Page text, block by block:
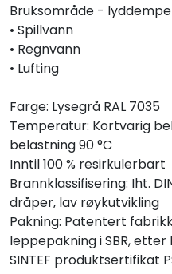
Bruksområde -
• Spillvann
• Regnvann
• Lufting
Farge: Lysegrå RAL 7035
Temperatur: Kortvarig
belastning 90 °C
Inntil 100 % resirkulerbart
Brannklassifisering: Iht.
dråper, lav røykutvikling
Pakning: Patentert
leppepakning i SBR, etter
SINTEF produktsertifikat